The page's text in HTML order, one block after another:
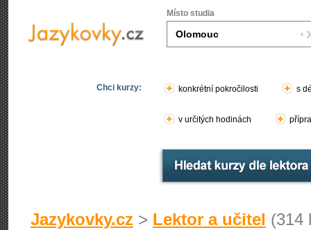
Místo studia
Chci kurzy: konkrétní pokročilosti s
v určitých hodinách
Jazykovky.cz > Lektor a učitel (314